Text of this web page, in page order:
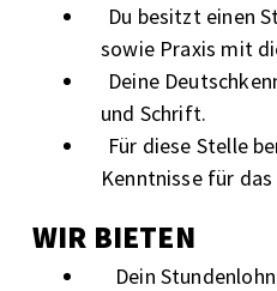
Du besitzt einen
sowie Praxis mit
Deine
und Schrift.
Für diese Stelle
Kenntnisse für
WIR BIETEN
Dein